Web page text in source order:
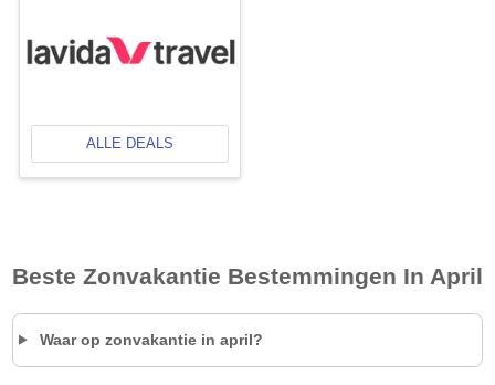
ALLE DEALS
Beste Zonvakantie Bestemmingen In April
Waar op zonvakantie in april?